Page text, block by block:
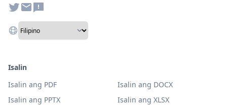
Isalin
Isalin ang PDF
Isalin ang DOCX
Isalin ang PPTX
Isalin ang XLSX